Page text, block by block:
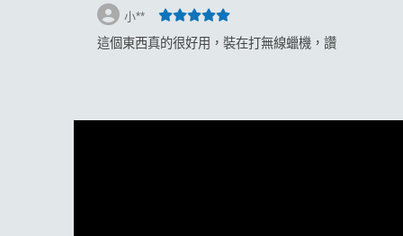
小**
這個東西真的很好用，裝在打無線蠟機，讚